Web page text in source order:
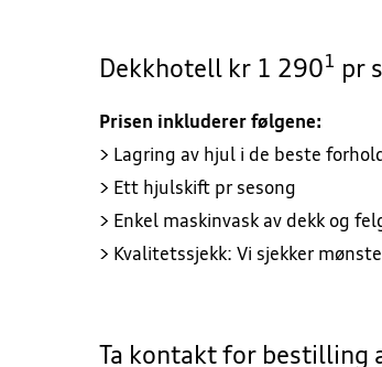
Dekkhotell kr 1 2901 pr
Prisen inkluderer følgene:
> Lagring av hjul i de beste
> Ett hjulskift pr sesong
> Enkel maskinvask av dekk og
> Kvalitetssjekk: Vi sjekker
Ta kontakt for bestilling